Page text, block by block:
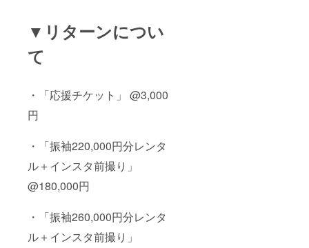
▼リターンについ
て
・「応援チケット」 @3,000
円
・「振袖220,000円分レンタ
ル＋インスタ前撮り」
@180,000円
・「振袖260,000円分レンタ
ル＋インスタ前撮り」